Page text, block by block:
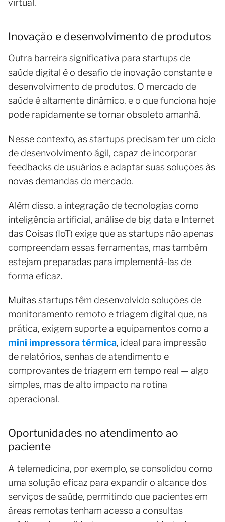
Inovação e desenvolvimento de produtos
Outra barreira significativa para startups de
saúde digital é o desafio de inovação constante e
desenvolvimento de produtos. O mercado de
saúde é altamente dinâmico, e o que funciona hoje
pode rapidamente se tornar obsoleto amanhã.
Nesse contexto, as startups precisam ter um ciclo
de desenvolvimento ágil, capaz de incorporar
feedbacks de usuários e adaptar suas soluções às
novas demandas do mercado.
Além disso, a integração de tecnologias como
inteligência artificial, análise de big data e Internet
das Coisas (IoT) exige que as startups não apenas
compreendam essas ferramentas, mas também
estejam preparadas para implementá-las de
forma eficaz.
Muitas startups têm desenvolvido soluções de
monitoramento remoto e triagem digital que, na
prática, exigem suporte a equipamentos como a
mini impressora térmica, ideal para impressão
de relatórios, senhas de atendimento e
comprovantes de triagem em tempo real — algo
simples, mas de alto impacto na rotina
operacional.
Oportunidades no atendimento ao
paciente
A telemedicina, por exemplo, se consolidou como
uma solução eficaz para expandir o alcance dos
serviços de saúde, permitindo que pacientes em
áreas remotas tenham acesso a consultas